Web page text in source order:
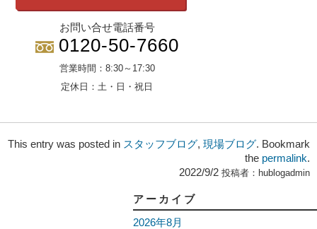
お問い合せ電話番号
0120-50-7660
営業時間： 8:30～17:30
定休日： 土・日・祝日
This entry was posted in スタッフブログ, 現場ブログ. Bookmark
the permalink.
2022/9/2 投稿者： hublogadmin
アーカイブ
2026年8月